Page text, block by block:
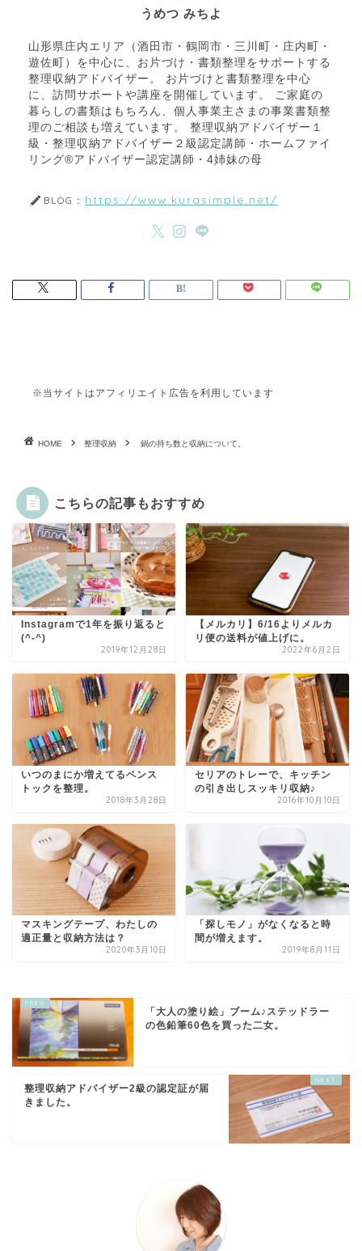
うめつ みちよ
山形県庄内エリア（酒田市・鶴岡市・三川町・庄内町・
遊佐町）を中心に、お片づけ・書類整理をサポートする
整理収納アドバイザー。 お片づけと書類整理を中心
に、訪問サポートや講座を開催しています。 ご家庭の
暮らしの書類はもちろん、個人事業主さまの事業書類整
理のご相談も増えています。 整理収納アドバイザー１
級・整理収納アドバイザー２級認定講師・ホームファイ
リング®アドバイザー認定講師・4姉妹の母
BLOG： https://www.kurasimple.net/
※当サイトはアフィリエイト広告を利用しています
HOME 整理収納 鍋の持ち数と収納について。
こちらの記事もおすすめ
Instagramで1年を振り返ると
(^-^)
2019年12月28日
【メルカリ】6/16よりメルカ
リ便の送料が値上げに。
2022年6月2日
いつのまにか増えてるペンス
トックを整理。
2018年3月28日
セリアのトレーで、キッチン
の引き出しスッキリ収納♪
2016年10月10日
マスキングテープ、わたしの
適正量と収納方法は？
2020年3月10日
「探しモノ」がなくなると時
間が増えます。
2019年8月11日
「大人の塗り絵」ブーム♪ステッドラー
の色鉛筆60色を買った二女。
整理収納アドバイザー2級の認定証が届
きました。